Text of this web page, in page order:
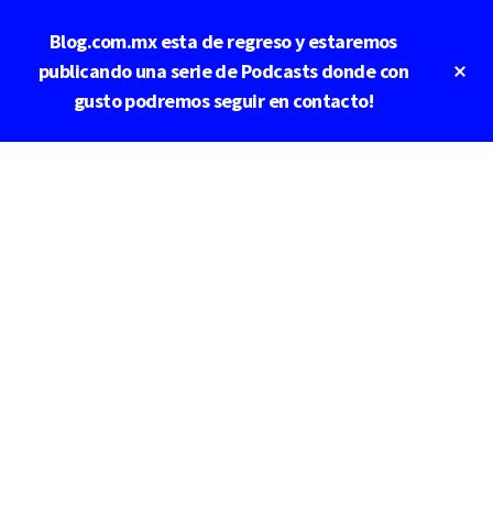
contenido
principal
Blog.com.mx esta de regreso y estaremos
publicando una serie de Podcasts donde con
gusto podremos seguir en contacto!